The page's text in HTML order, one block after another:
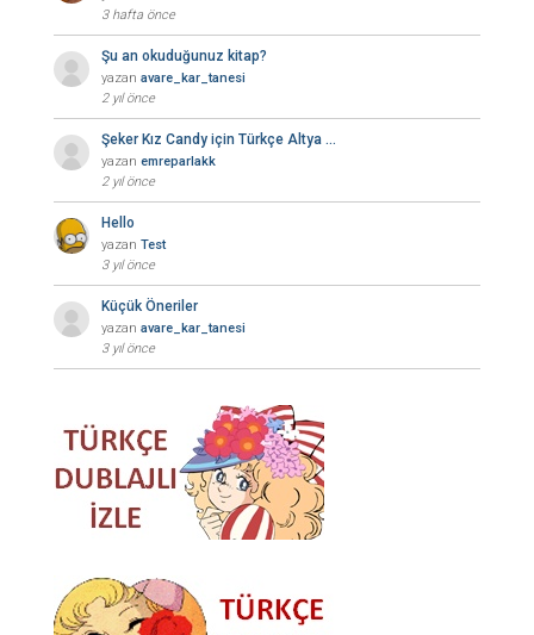
3 hafta önce
Şu an okuduğunuz kitap?
yazan avare_kar_tanesi
2 yıl önce
Şeker Kız Candy için Türkçe Altya …
yazan emreparlakk
2 yıl önce
Hello
yazan Test
3 yıl önce
Küçük Öneriler
yazan avare_kar_tanesi
3 yıl önce